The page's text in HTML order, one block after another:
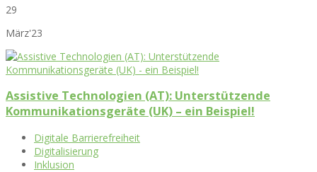
29
März'23
Assistive Technologien (AT): Unterstützende
Kommunikationsgeräte (UK) – ein Beispiel!
Digitale Barrierefreiheit
Digitalisierung
Inklusion